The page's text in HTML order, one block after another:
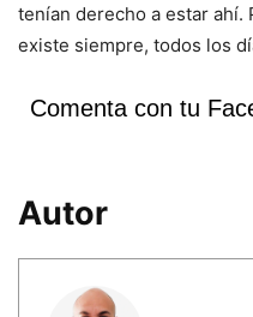
tenían derecho a estar ahí.
existe siempre, todos los
Comenta con tu
Autor